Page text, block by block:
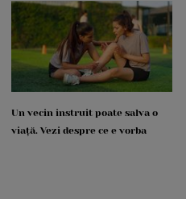
Un vecin instruit poate salva o
viață. Vezi despre ce e vorba